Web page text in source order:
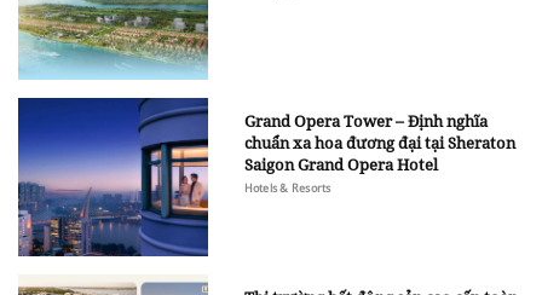
Grand Opera Tower – Định nghĩa
chuẩn xa hoa đương đại tại Sheraton
Saigon Grand Opera Hotel
Hotels & Resorts